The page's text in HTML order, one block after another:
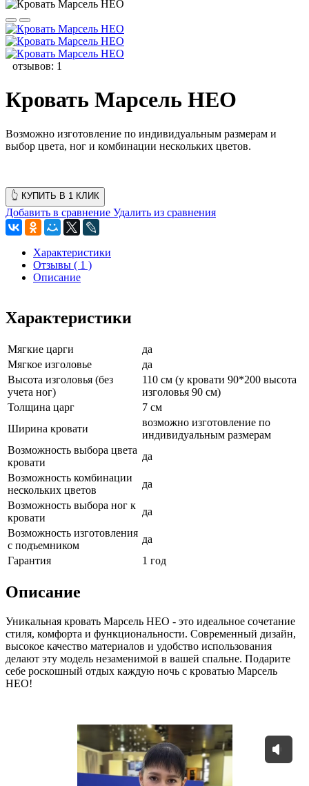
отзывов: 1
Кровать Марсель НЕО
Возможно изготовление по индивидуальным размерам и
выбор цвета, ног и комбинации нескольких цветов.
👆 КУПИТЬ В 1 КЛИК
Добавить в сравнение Удалить из сравнения
Характеристики
Отзывы ( 1 )
Описание
Характеристики
Мягкие царги
да
Мягкое изголовье
да
Высота изголовья (без
учета ног)
110 см (у кровати 90*200 высота
изголовья 90 см)
Толщина царг
7 см
Ширина кровати
возможно изготовление по
индивидуальным размерам
Возможность выбора цвета
кровати
да
Возможность комбинации
нескольких цветов
да
Возможность выбора ног к
кровати
да
Возможность изготовления
с подъемником
да
Гарантия
1 год
Описание
Уникальная кровать Марсель НЕО - это идеальное сочетание
стиля, комфорта и функциональности. Современный дизайн,
высокое качество материалов и удобство использования
делают эту модель незаменимой в вашей спальне. Подарите
себе роскошный отдых каждую ночь с кроватью Марсель
НЕО!